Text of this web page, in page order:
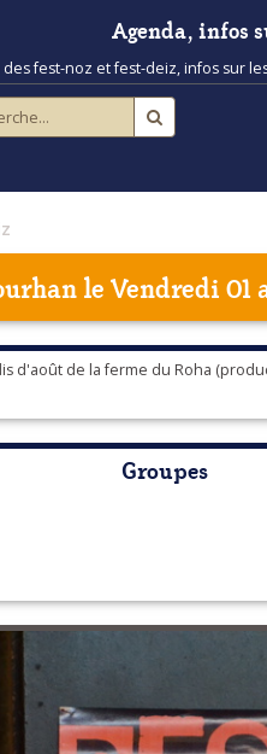
Agenda, infos
fest-noz et fest-deiz, infos sur
le Vendredi 01
d'août de la ferme du Roha
Groupes